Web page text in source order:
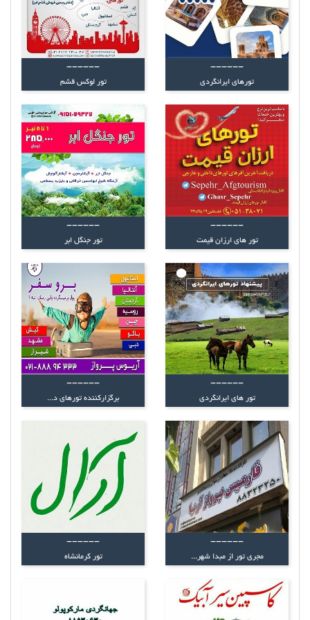
------
تورهای ایرانگردی
------
تور لوکس قشم
------
تور های ارزان قیمت
------
تور جنگل ابر
------
تور های ایرانگردی
------
برگزارکننده تورهای د...
------
مجری تور از مبدا شهر...
------
تور کرمانشاه